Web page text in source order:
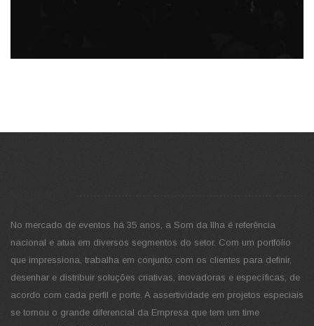
No mercado de eventos há 35 anos, a Som da Ilha é referência
nacional e atua em diversos segmentos do setor. Com um portfólio
que impressiona, trabalha em conjunto com os clientes para definir,
desenhar e distribuir soluções criativas, inovadoras e específicas, de
acordo com cada perfil e porte. A assertividade em projetos especiais
se tornou o grande diferencial da Empresa que tem um time